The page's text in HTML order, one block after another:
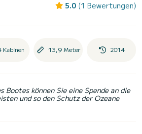
5.0 (1 Bewertungen)
Kabinen 13,9 Meter 2014
Bootes können Sie eine Spende an die
und so den Schutz der Ozeane